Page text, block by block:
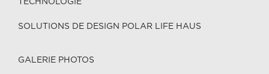
SOLUTIONS DE DESIGN POLAR LIFE HAUS
GALERIE PHOTOS